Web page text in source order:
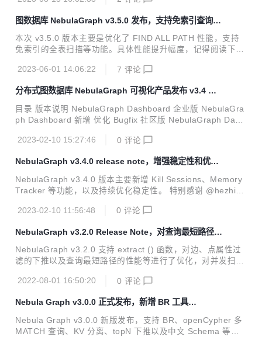
以加快 Storage 服务的启动速度，具体 pr 参见：#5521 优化
RocksDB 迭代器执行 DeleteRange 操作后的前缀搜索性能，
具体 pr 参见：#5525 优化 appendLog 发送逻辑以避免 follo
图数据库 NebulaGraph v3.5.0 发布，支持免索引查询、
UDF...
本次 v3.5.0 版本主要是优化了 FIND ALL PATH 性能，支持
免索引的全表扫描等功能。具体性能提升幅度，记得阅读下周
扫描，参见 pr：#5416 支持 UDF，参见 pr：#4804 #5391
40 支持 UPDATE 语句中的 json_extract 函数，参见 pr：#5
457 支持在 EXPLAIN 输出中使用 TCK 格式，参见 pr：#541
4 DML 支持参数，参见 pr：#5328 优化 支持以毫秒为单位的
TTL，参见...
2023-06-01 14:06:22 7 评论
分布式图数据库 NebulaGraph 可视化产品发布 v3.4 版
本，支持增量备份
目录 版本说明 NebulaGraph Dashboard 企业版 NebulaGra
ph Dashboard 新增 优化 Bugfix 社区版 NebulaGraph Dash
3.4.0 伴随着图数据库 NebulaGraph v3.4 的发布，可视化产
ebulaGraph Studio 也相应发布了与之配套的 v3.4 版本。在
本文中，来自 NebulaGraph 的 PD 小姐姐 Zoe 将带大...
2023-02-10 15:27:46 0 评论
NebulaGraph v3.4.0 release note，增强稳定性和优化
内存管理
NebulaGraph v3.4.0 版本主要新增 Kill Sessions、Memory
Tracker 等功能，以及持续优化稳定性。 特别感谢 @hezhizh
u @bocai3030 @xiaobenma @huotu 提交的 bug issue 帮
内容： 功能 支持终止会话，参见 pr#5146 支持 Memory Tra
cker，优化内存管理，参见 pr#5082 优化 优化作业管理，参
见 pr#521...
2023-02-10 11:56:48 0 评论
NebulaGraph v3.2.0 Release Note，对查询最短路径的
性能等多处优化
NebulaGraph v3.2.0 支持 extract () 函数，对边、点属性过
滤的下推以及查询最短路径的性能等进行了优化，对并发扫描
act () 函数 。 优化配置文件，增加部分配置。#4310 增加优
化规则，优化边过滤的下推。#4270 增加优化规则，优化点属
性过滤的下推。#4260 剔除点的预测过滤器。#4249 减少移
动数据时连接操作的数据复制量。#4283 通过下标获取属性
值，减少属性查询的时间。#4242 优化查询最短路径的性
2022-08-01 16:50:20 0 评论
Nebula Graph v3.0.0 正式发布，新增 BR 工具…
Nebula Graph v3.0.0 新版发布，支持 BR、openCypher 多
MATCH 查询、KV 分离、topN 下推以及中文 Schema 等多